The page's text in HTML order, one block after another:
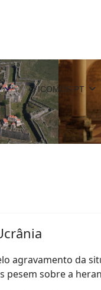
O ICOMOS PT
agravamento da
pesem sobre a